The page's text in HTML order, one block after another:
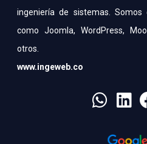
ingeniería de sistemas.
como Joomla, WordPress,
otros.
www.ingeweb.co